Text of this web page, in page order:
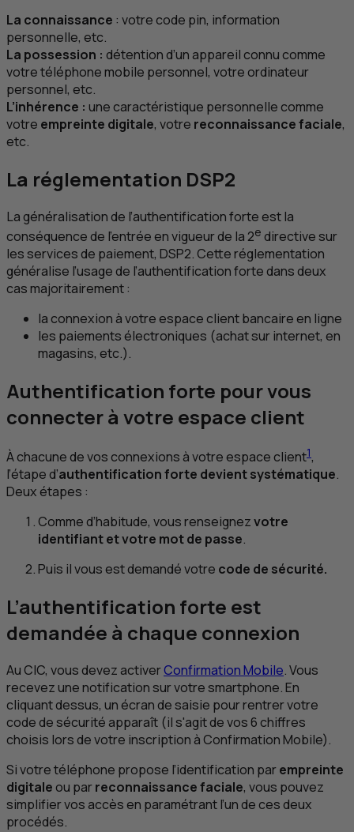
La connaissance : votre code pin, information
personnelle, etc.
La possession : détention d’un appareil connu comme
votre téléphone mobile personnel, votre ordinateur
personnel, etc.
L’inhérence : une caractéristique personnelle comme
votre empreinte digitale, votre reconnaissance faciale,
etc.
La réglementation DSP2
La généralisation de l’authentification forte est la
conséquence de l’entrée en vigueur de la 2e directive sur
les services de paiement, DSP2. Cette réglementation
généralise l’usage de l’authentification forte dans deux
cas majoritairement :
la connexion à votre espace client bancaire en ligne
les paiements électroniques (achat sur internet, en
magasins, etc.).
Authentification forte pour vous
connecter à votre espace client
À chacune de vos connexions à votre espace client1,
l’étape d’authentification forte devient systématique.
Deux étapes :
Comme d’habitude, vous renseignezvotre
identifiant et votre mot de passe.
Puis il vous est demandé votre code de sécurité.
L’authentification forte est
demandée à chaque connexion
AuCIC, vous devez activerConfirmation Mobile. Vous
recevez une notification sur votre smartphone. En
cliquant dessus, un écran de saisie pour rentrer votre
code de sécurité apparaît (il s'agit de vos 6 chiffres
choisis lors de votre inscription à Confirmation Mobile).
Si votre téléphone propose l’identification parempreinte
digitaleou parreconnaissance faciale, vous pouvez
simplifier vos accès en paramétrant l’un de ces deux
procédés.